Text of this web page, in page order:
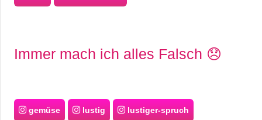
Immer mach ich alles Falsch 😞
gemüse lustig lustiger-spruch